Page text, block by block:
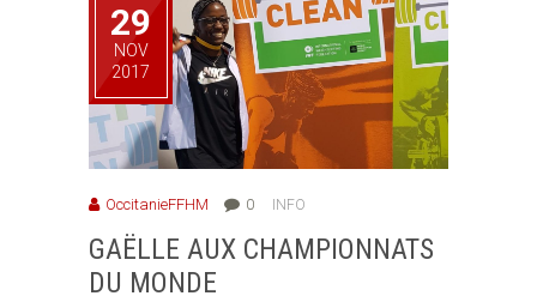
29
NOV
2017
OccitanieFFHM 0 INFO
GAËLLE AUX CHAMPIONNATS
DU MONDE